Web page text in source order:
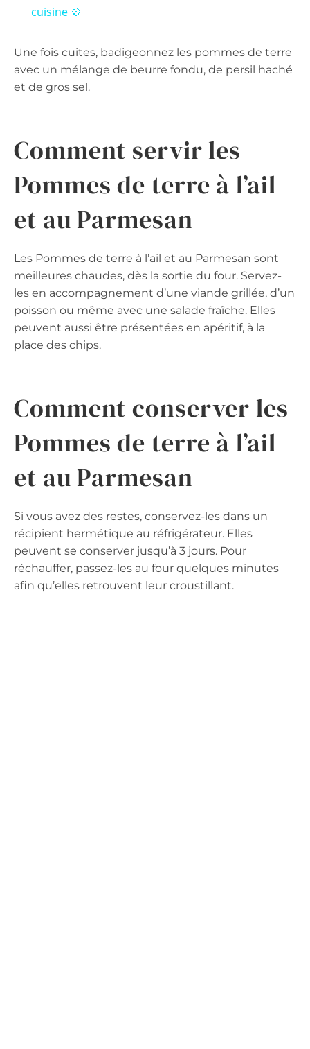
cuisine 💠
Une fois cuites, badigeonnez les pommes de terre
avec un mélange de beurre fondu, de persil haché
et de gros sel.
Comment servir les
Pommes de terre à l’ail
et au Parmesan
Les Pommes de terre à l’ail et au Parmesan sont
meilleures chaudes, dès la sortie du four. Servez-
les en accompagnement d’une viande grillée, d’un
poisson ou même avec une salade fraîche. Elles
peuvent aussi être présentées en apéritif, à la
place des chips.
Comment conserver les
Pommes de terre à l’ail
et au Parmesan
Si vous avez des restes, conservez-les dans un
récipient hermétique au réfrigérateur. Elles
peuvent se conserver jusqu’à 3 jours. Pour
réchauffer, passez-les au four quelques minutes
afin qu’elles retrouvent leur croustillant.